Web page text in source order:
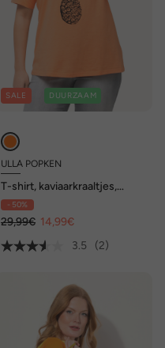
SALE DUURZAAM
ULLA POPKEN
T-shirt, kaviaarkraaltjes,
ananas, ronde hals, korte
mouwen
- 50%
29,99€ 14,99€
3.5
(2)